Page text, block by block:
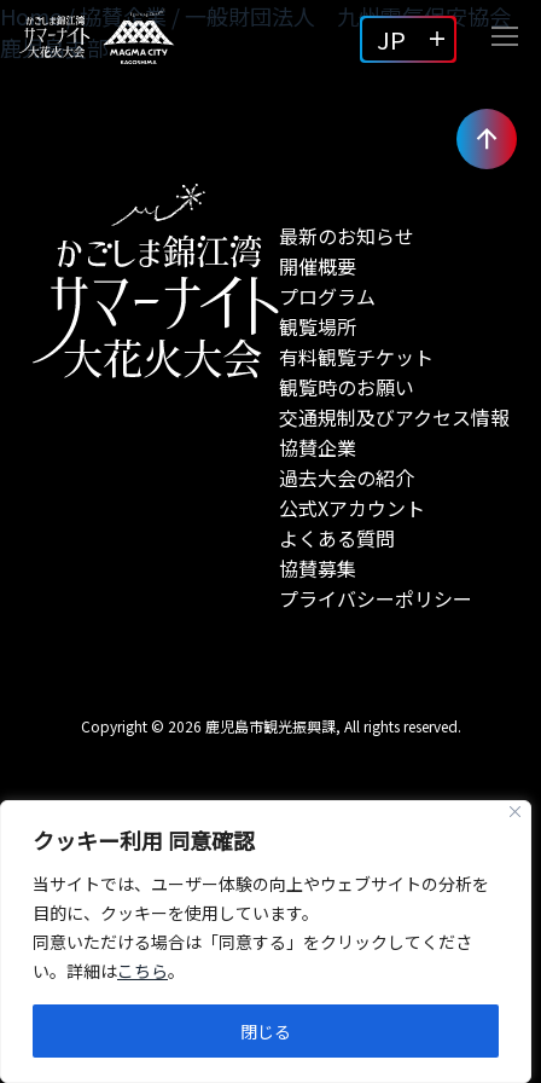
クッキー利用 同意確認
当サイトでは、ユーザー体験の向上やウェブサイトの分析を
目的に、クッキーを使用しています。
同意いただける場合は「同意する」をクリックしてくださ
い。詳細はこちら。
閉じる
JP
Home/協賛企業 /一般財団法人 九州電気保安協会
鹿児島支部
最新のお知らせ
開催概要
プログラム
観覧場所
有料観覧チケット
観覧時のお願い
交通規制及びアクセス情報
協賛企業
過去大会の紹介
公式Xアカウント
よくある質問
協賛募集
プライバシーポリシー
Copyright © 2026 鹿児島市観光振興課, All rights reserved.